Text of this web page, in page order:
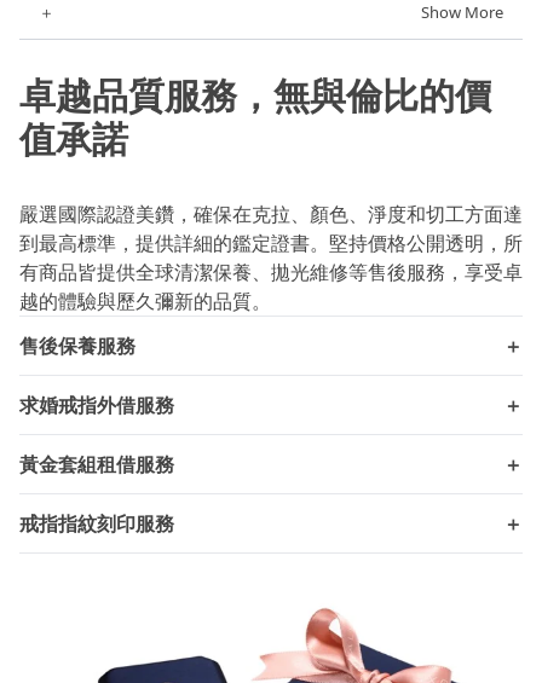
＋ Show More
卓越品質服務，無與倫比的價
值承諾
嚴選國際認證美鑽，確保在克拉、顏色、淨度和切工方面達
到最高標準，提供詳細的鑑定證書。堅持價格公開透明，所
有商品皆提供全球清潔保養、拋光維修等售後服務，享受卓
越的體驗與歷久彌新的品質。
售後保養服務
＋
求婚戒指外借服務 ＋
黃金套組租借服務 ＋
戒指指紋刻印服務 ＋